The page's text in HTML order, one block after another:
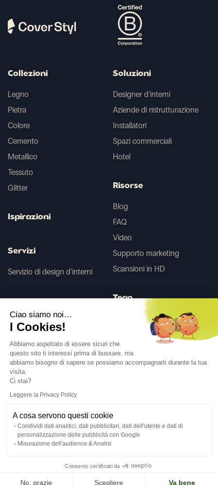
Seguici
Collezioni
Legno
Pietra
Colore
Cemento
Metallico
Tessuto
Glitter
Ispirazioni
Servizi
Servizio di design d'interni
Soluzioni
Designer d'interni
Aziende di ristrutturazione
Installatori
Spazi commerciali
Hotel
Risorse
Blog
FAQ
Video
Supporto marketing
Scansioni in HD
Tego
Prima/Dopo IA
Avisi legaliPolitica sulla privacy
Lingua IT ↓
Ciao siamo noi…
I Cookies!
Abbiamo aspettato di essere sicuri che
questo sito ti interessi prima di bussare, ma
abbiamo bisogno di sapere se possiamo accompagnarti durante la tua
visita.
Ci stai?
Leggere la Privacy Policy
A cosa servono questi cookie
Condividi dati analitici, dati pubblicitari, dati dell'utente e dati di
personalizzazione delle pubblicità con Google
Misurazione dell'audience & Analisi
Consensi certificati da
No, grazie Scegliere Va bene